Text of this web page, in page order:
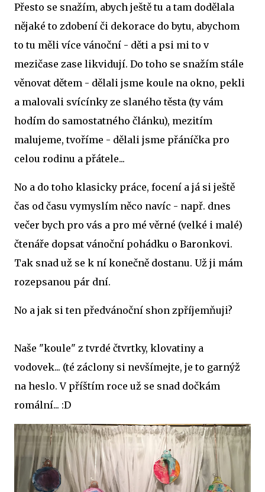
Přesto se snažím, abych ještě tu a tam dodělala
nějaké to zdobení či dekorace do bytu, abychom
to tu měli více vánoční - děti a psi mi to v
mezičase zase likvidují. Do toho se snažím stále
věnovat dětem - dělali jsme koule na okno, pekli
a malovali svícínky ze slaného těsta (ty vám
hodím do samostatného článku), mezitím
malujeme, tvoříme - dělali jsme přáníčka pro
celou rodinu a přátele...
No a do toho klasicky práce, focení a já si ještě
čas od času vymyslím něco navíc - např. dnes
večer bych pro vás a pro mé věrné (velké i malé)
čtenáře dopsat vánoční pohádku o Baronkovi.
Tak snad už se k ní konečně dostanu. Už ji mám
rozepsanou pár dní.
No a jak si ten předvánoční shon zpříjemňuji?
Naše "koule" z tvrdé čtvrtky, klovatiny a
vodovek... (té záclony si nevšímejte, je to garnýž
na heslo. V příštím roce už se snad dočkám
romální... :D